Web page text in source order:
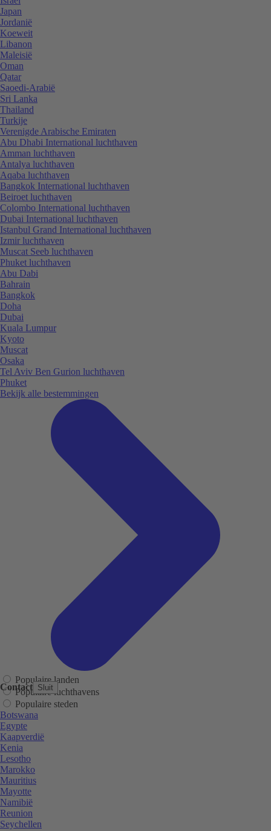
Contact Sluit
Japan
Jordanië
Koeweit
Libanon
Maleisië
Oman
Qatar
Saoedi-Arabië
Sri Lanka
Thailand
Turkije
Verenigde Arabische Emiraten
Abu Dhabi International luchthaven
Amman luchthaven
Antalya luchthaven
Aqaba luchthaven
Bangkok International luchthaven
Beiroet luchthaven
Colombo International luchthaven
Dubai International luchthaven
Istanbul Grand International luchthaven
Izmir luchthaven
Muscat Seeb luchthaven
Phuket luchthaven
Abu Dabi
Bahrain
Bangkok
Doha
Dubai
Kuala Lumpur
Kyoto
Muscat
Osaka
Tel Aviv Ben Gurion luchthaven
Phuket
Bekijk alle bestemmingen
Populaire landen
Populaire luchthavens
Populaire steden
Botswana
Egypte
Kaapverdië
Kenia
Lesotho
Marokko
Mauritius
Mayotte
Namibië
Reunion
Seychellen